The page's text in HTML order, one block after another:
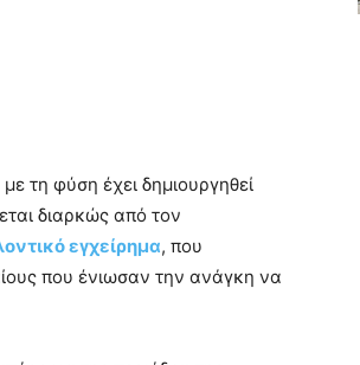
τη φύση έχει δημιουργηθεί
διαρκώς από τον
εγχείρημα, που
που ένιωσαν την ανάγκη να